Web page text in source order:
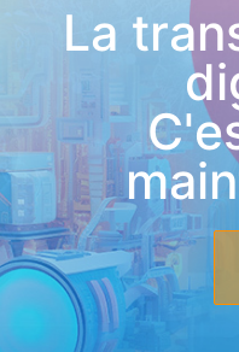
La